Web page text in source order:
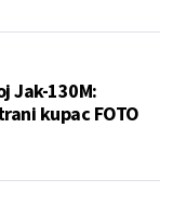
Jak-130M:
kupac FOTO